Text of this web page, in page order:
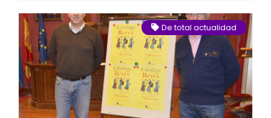
De total actualidad